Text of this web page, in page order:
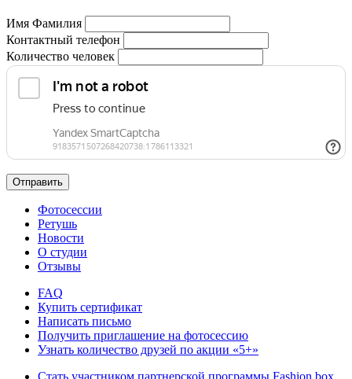
Имя Фамилия
Контактный телефон
Количество человек
Отправить
Фотосессии
Ретушь
Новости
О студии
Отзывы
FAQ
Купить сертификат
Написать письмо
Получить приглашение на фотосессию
Узнать количество друзей по акции «5+»
Стать участником партнерской программы Fashion box